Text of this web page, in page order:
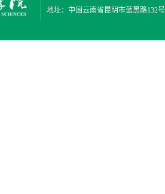
地址：中国云南省昆明市蓝黑路